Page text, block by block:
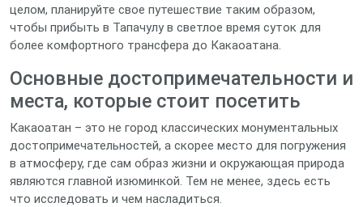
целом, планируйте свое путешествие таким образом,
чтобы прибыть в Тапачулу в светлое время суток для
более комфортного трансфера до Какаоатана.
Основные достопримечательности и
места, которые стоит посетить
Какаоатан – это не город классических монументальных
достопримечательностей, а скорее место для погружения
в атмосферу, где сам образ жизни и окружающая природа
являются главной изюминкой. Тем не менее, здесь есть
что исследовать и чем насладиться.